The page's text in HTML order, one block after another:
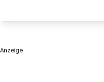
Anzeige